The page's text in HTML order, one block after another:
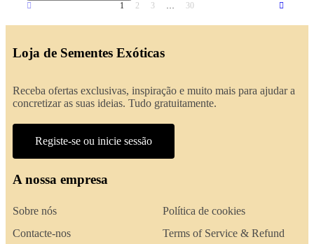
1 2 3 … 30
Loja de Sementes Exóticas
Receba ofertas exclusivas, inspiração e muito mais para ajudar a
concretizar as suas ideias. Tudo gratuitamente.
Registe-se ou inicie sessão
A nossa empresa
Sobre nós
Contacte-nos
Política de cookies
Terms of Service & Refund